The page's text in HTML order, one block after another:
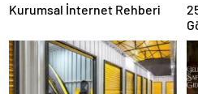
Kurumsal İnternet Rehberi